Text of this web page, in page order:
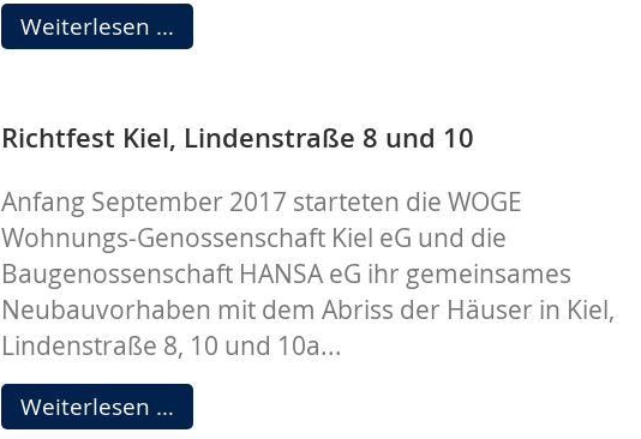
Weiterlesen … Nordisch.
Frisch.
Richtfest Kiel, Lindenstraße 8 und 10
Anfang September 2017 starteten die WOGE
Wohnungs-Genossenschaft Kiel eG und die
Baugenossenschaft HANSA eG ihr gemeinsames
Neubauvorhaben mit dem Abriss der Häuser in Kiel,
Lindenstraße 8, 10 und 10a...
Weiterlesen … Richtfest